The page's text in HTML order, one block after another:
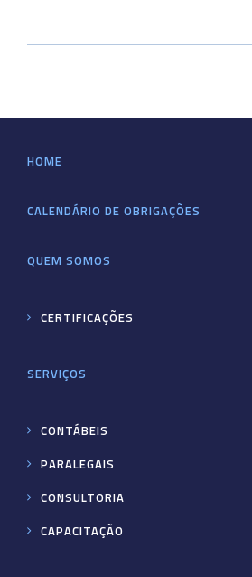
HOME
CALENDÁRIO DE OBRIGAÇÕES
QUEM SOMOS
CERTIFICAÇÕES
SERVIÇOS
CONTÁBEIS
PARALEGAIS
CONSULTORIA
CAPACITAÇÃO